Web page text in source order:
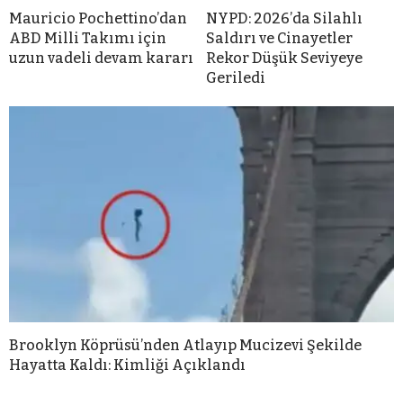
Mauricio Pochettino’dan
ABD Milli Takımı için
uzun vadeli devam kararı
NYPD: 2026’da Silahlı
Saldırı ve Cinayetler
Rekor Düşük Seviyeye
Geriledi
Brooklyn Köprüsü’nden Atlayıp Mucizevi Şekilde
Hayatta Kaldı: Kimliği Açıklandı